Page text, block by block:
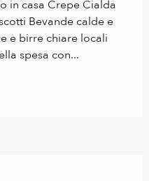
in casa Crepe Cialda
Bevande calde e
e birre chiare locali
spesa con...